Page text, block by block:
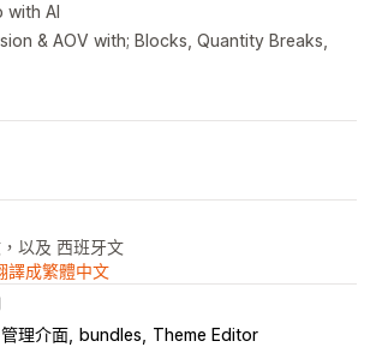
AI
& AOV with; Blocks, Quantity Breaks,
以及 西班牙文
譯成繁體中文
理介面 bundles Theme Editor